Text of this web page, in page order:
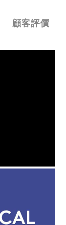
顧客評價